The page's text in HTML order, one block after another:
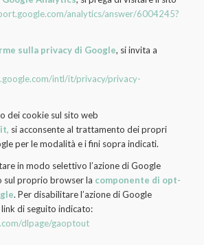
analytics/answer/6004245?
sulla privacy di Google, si invita a
intl/it/privacy/privacy-
dei cookie sul sito web
si acconsente al trattamento dei propri
per le modalità e i fini sopra indicati.
in modo selettivo l’azione di Google
sul proprio browser la componente di opt-
. Per disabilitare l’azione di Google
di seguito indicato:
dlpage/gaoptout